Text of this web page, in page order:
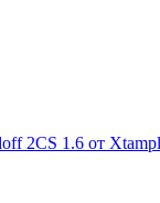
2CS 1.6 от